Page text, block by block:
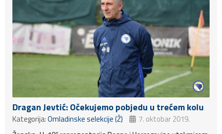
Dragan Jevtić: Očekujemo pobjedu u trećem kolu
Kategorija:Omladinske selekcije (Ž)
7. oktobar 2019.